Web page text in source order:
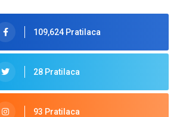
109,624 Pratilaca
28 Pratilaca
93 Pratilaca